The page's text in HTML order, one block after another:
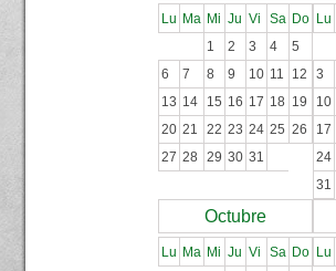
Lu Ma Mi Ju Vi Sa Do
1
2 3 4
5
6
7 8 9 10 11
12
13 14 15 16 17 18 19
20 21 22 23 24 25 26
27 28 29 30 31
Lu
3
10
17
24
31
Octubre
Lu Ma Mi Ju Vi Sa Do Lu